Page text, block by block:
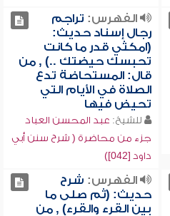
الفهرس: تراجم
رجال إسناد حديث:
(امكثي قدر ما كانت
تحبسك حيضتك ..) , من
قال: المستحاضة تدع
الصلاة في الأيام التي
تحيض فيها
للشيخ: عبد المحسن العباد
جزء من محاضرة ( شرح سنن أبي
داود [042])
الفهرس: شرح
حديث: (ثم صلى ما
بين القرء والقرء) , من